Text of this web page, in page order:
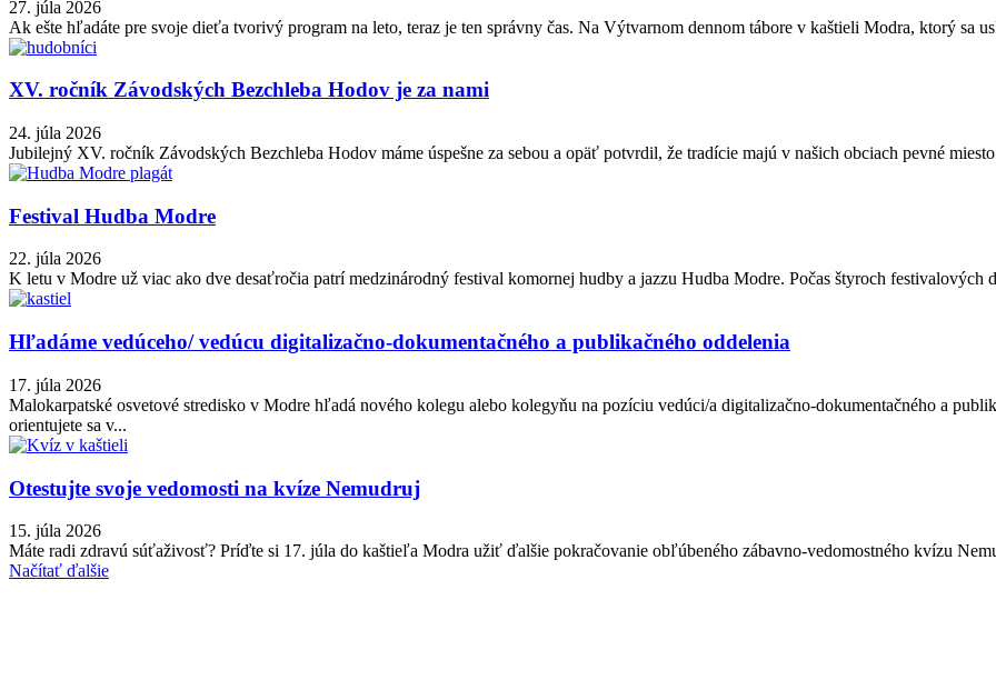
27. júla 2026
Ak ešte hľadáte pre svoje dieťa tvorivý program na leto, teraz je ten správny čas. Na Výtvarnom dennom tábore v kaštieli Modra, ktorý sa
XV. ročník Závodských Bezchleba Hodov je za nami
24. júla 2026
Jubilejný XV. ročník Závodských Bezchleba Hodov máme úspešne za sebou a opäť potvrdil, že tradície majú v našich obciach pevné
Festival Hudba Modre
22. júla 2026
K letu v Modre už viac ako dve desaťročia patrí medzinárodný festival komornej hudby a jazzu Hudba Modre. Počas štyroch festivalových
Hľadáme vedúceho/ vedúcu digitalizačno-dokumentačného a publikačného oddelenia
17. júla 2026
Malokarpatské osvetové stredisko v Modre hľadá nového kolegu alebo kolegyňu na pozíciu vedúci/a digitalizačno-dokumentačného a
orientujete sa v...
Otestujte svoje vedomosti na kvíze Nemudruj
15. júla 2026
Máte radi zdravú súťaživosť? Príďte si 17. júla do kaštieľa Modra užiť ďalšie pokračovanie obľúbeného zábavno-vedomostného kvízu
Načítať ďalšie